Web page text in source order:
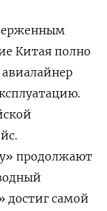
Китая полно
продолжают
достиг самой